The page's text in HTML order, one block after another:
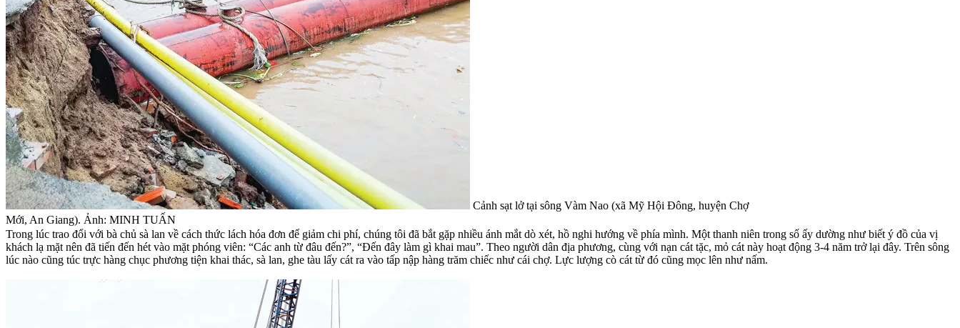
Cảnh sạt lở tại sông Vàm Nao (xã Mỹ Hội Đông, huyện Chợ
Mới, An Giang). Ảnh: MINH TUẤN
Trong lúc trao đổi với bà chủ sà lan về cách thức lách hóa đơn để giảm chi phí, chúng tôi đã bắt gặp nhiều ánh mắt dò xét, hồ nghi hướng về phía mình. Một thanh niên trong số ấy dường như biết ý đồ của vị
khách lạ mặt nên đã tiến đến hét vào mặt phóng viên: “Các anh từ đâu đến?”, “Đến đây làm gì khai mau”. Theo người dân địa phương, cùng với nạn cát tặc, mỏ cát này hoạt động 3-4 năm trở lại đây. Trên sông
lúc nào cũng túc trực hàng chục phương tiện khai thác, sà lan, ghe tàu lấy cát ra vào tấp nập hàng trăm chiếc như cái chợ. Lực lượng cò cát từ đó cũng mọc lên như nấm.